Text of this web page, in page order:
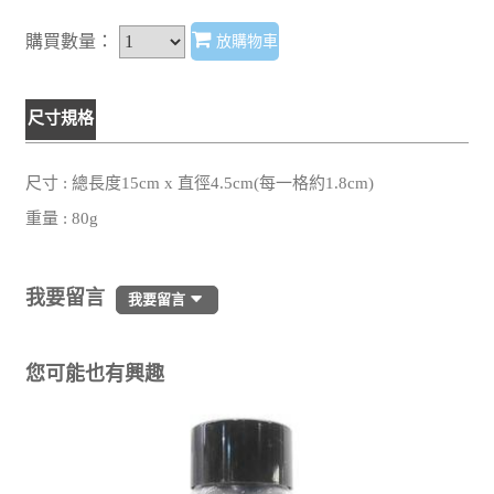
購買數量： 放購物車
尺寸規格
尺寸 : 總長度15cm x 直徑4.5cm(每一格約1.8cm)
重量 : 80g
我要留言 我要留言
您可能也有興趣